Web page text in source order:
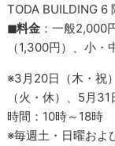
TODA BUILDING 6
◼︎料金 ：一般2,000
（1,300円）、小
※3月20日（木・祝
（火・休）、5月
時間：10時～18時
※毎週土・日曜およ